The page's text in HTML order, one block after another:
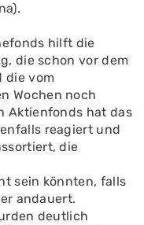
hilft die
die schon vor dem
die vom
Wochen noch
Aktienfonds hat das
reagiert und
die
sein könnten, falls
andauert.
deutlich